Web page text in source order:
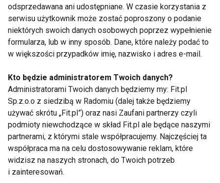
Książka
PREMIERA książki
"Planer lifebalance".
KONKURS!
Premiera książki
Insulinoporność już 17
października 2018
odsprzedawana ani udostępniane. W czasie korzystania z
serwisu użytkownik może zostać poproszony o podanie
niektórych swoich danych osobowych poprzez wypełnienie
formularza, lub w inny sposób. Dane, które należy podać to
w większości przypadków imię, nazwisko i adres e-mail.
Kto będzie administratorem Twoich danych?
Administratorami Twoich danych będziemy my: Fit.pl
Sp.z.o.o z siedzibą w Radomiu (dalej także będziemy
używać skrótu „Fit.pl”) oraz nasi Zaufani partnerzy czyli
podmioty niewchodzące w skład Fit.pl ale będące naszymi
partnerami, z którymi stale współpracujemy. Najczęściej ta
współpraca ma na celu dostosowywanie reklam, które
widzisz na naszych stronach, do Twoich potrzeb
i zainteresowań.